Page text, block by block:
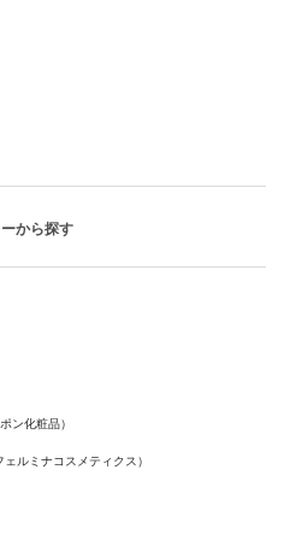
から探す
ン化粧品）
ェルミナコスメティクス）